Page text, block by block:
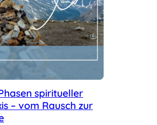
spiritueller
– vom Rausch zur